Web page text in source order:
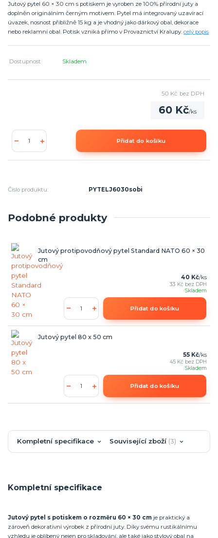
Jutový pytel 60 × 30 cm s potiskem je vyroben ze 100% přírodní juty a
doplněn originálním černým motivem. Pytel má integrovaný uzavírací
úvazek, nosnost přibližně 15 kg a je vhodný jako dárkový obal, dekorace
nebo reklamní obal. Potisk vzniká přímo v Provaznictví Kralupy. celý popis
Dostupnost Skladem
60 Kč/ks
50 Kč bez DPH
Přidat do košíku
Číslo produktu: PYTELJ6030sobi
Podobné produkty
Jutový protipovodňový pytel Standard NATO 60 × 30
cm
40 Kč/ks
33 Kč bez DPH
Skladem
Přidat do košíku
Jutový pytel 80 x 50 cm
55 Kč/ks
45 Kč bez DPH
Skladem
Přidat do košíku
Kompletní specifikace Související zboží 3
Kompletní specifikace
Jutový pytel s potiskem o rozměru 60 × 30 cm je praktický a
zároveň dekorativní výrobek z přírodní juty. Díky svému rustikálnímu
vzhledu je oblíbený nejen pro skladování, ale také jako stylový obal na